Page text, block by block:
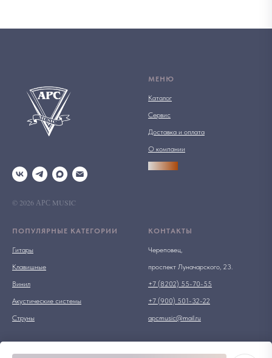
© 2026 АРС MUSIC
МЕНЮ
Каталог
Сервис
Доставка и оплата
О компании
ПОПУЛЯРНЫЕ КАТЕГОРИИ
Гитары
Клавишные
Винил
Акустические системы
Струны
КОНТАКТЫ
Череповец,
проспект Луначарского, 23.
+7 (8202) 55-70-55
+7 (900) 501-32-22
apcmusic@mail.ru